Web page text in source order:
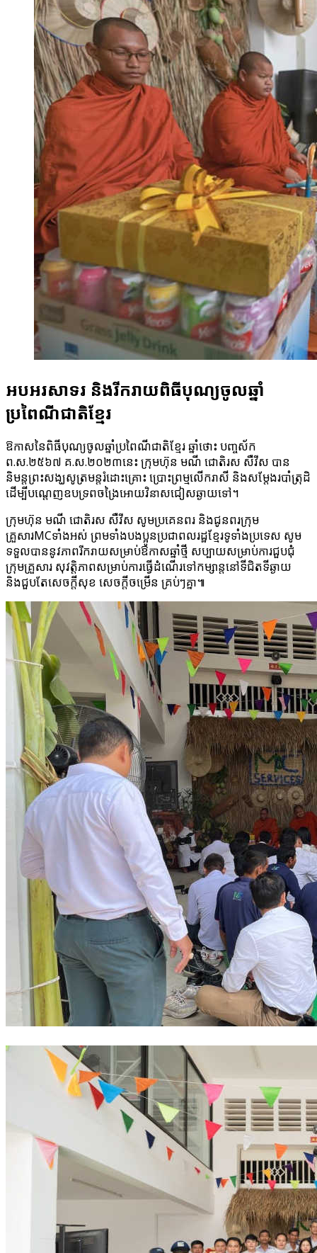
អបអរសាទរ និងរីករាយពិធីបុណ្យចូលឆ្នាំ
ប្រពៃណីជាតិខ្មែរ
ឱកាសនៃពិធីបុណ្យចូលឆ្នាំប្រពៃណីជាតិខ្មែរ ឆ្នាំថោះ បញ្ចស័ក
ព.ស.២៥៦៧ គ.ស.២០២៣នេះ ក្រុមហ៊ុន មណី ជោតិរស សឺវីស បាន
និមន្តព្រះសង្ឃសូត្រមន្តរំដោះគ្រោះ ប្រោះព្រម្មលើករាសី និងសម្តែងរបាំត្រុដិ
ដើម្បីបណ្តេញឧបទ្រពចង្រៃអោយវិនាសជៀសឆ្ងាយទៅ។
ក្រុមហ៊ុន មណី ជោតិរស សឺវីស សូមប្រគេនពរ និងជូនពរក្រុម
គ្រួសារMCទាំងអស់ ព្រមទាំងបងប្អូនប្រជាពលរដ្ឋខ្មែរទូទាំងប្រទេស សូម
ទទួលបាននូវភាពរីករាយសម្រាប់ឱកាសឆ្នាំថ្មី សប្បាយសម្រាប់ការជួបជុំ
ក្រុមគ្រួសារ សុវត្តិភាពសម្រាប់ការធ្វើដំណើរទៅកម្សាន្តនៅទីជិតទីឆ្ងាយ
និងជួបតែសេចក្តីសុខ សេចក្តីចម្រើន គ្រប់ៗគ្នា៕